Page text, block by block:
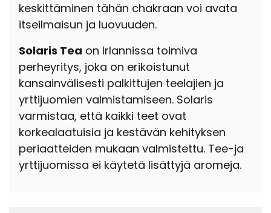
keskittäminen tähän chakraan voi avata
itseilmaisun ja luovuuden.
Solaris Tea on Irlannissa toimiva
perheyritys, joka on erikoistunut
kansainvälisesti palkittujen teelajien ja
yrttijuomien valmistamiseen. Solaris
varmistaa, että kaikki teet ovat
korkealaatuisia ja kestävän kehityksen
periaatteiden mukaan valmistettu. Tee-ja
yrttijuomissa ei käytetä lisättyjä aromeja.